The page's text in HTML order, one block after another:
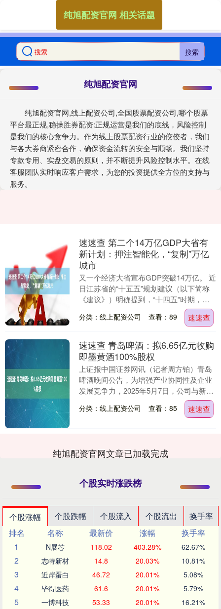
搜索
纯旭配资官网
纯旭配资官网,线上配资公司,全国股票配资公司,哪个股票
平台最正规,稳操胜券配资:正规运营是我们的底线，风险控制
是我们的核心竞争力。作为线上股票配资行业的佼佼者，我们
与各大券商紧密合作，确保资金流转的安全与顺畅。我们坚持
专款专用、实盘交易的原则，并不断提升风险控制水平。在线
客服团队实时响应客户需求，为您的投资提供全方位的支持与
服务。
纯旭配资官网 相关话题
速速查 第二个14万亿GDP大省有
新计划：押注智能化，“复制”万亿
城市
又一个经济大省宣布GDP突破14万亿。 近
日江苏省的“十五五”规划建议（以下简称
《建议》）明确提到，“十四五”时期，江
苏经济实力显著提升，全省地区生产总值
预计突....
分类：线上配资公司 查看：89 速速查
速速查 青岛啤酒：拟6.65亿元收购
即墨黄酒100%股权
上证报中国证券网讯（记者周方铂）青岛
啤酒晚间公告，为增强产业协同性及企业
发展竞争力，2025年5月7日，公司与新华
锦集团有限公司（“新华锦集团”）、山东
鲁锦进出....
分类：线上配资公司 查看：85 速速查
纯旭配资官网文章已加载完成
个股实时涨跌榜
个股涨幅 个股跌幅 个股流入 个股流出
换手率
排名
名称 最新价 涨幅
换手率
1
N展芯 118.02 403.28% 62.67%
2 志特新材 14.8 20.03% 10.81%
3 近岸蛋白 46.72 20.01% 5.08%
4 毕得医药 61.6 20.01% 5.79%
5 一博科技 53.33 20.01% 16.21%